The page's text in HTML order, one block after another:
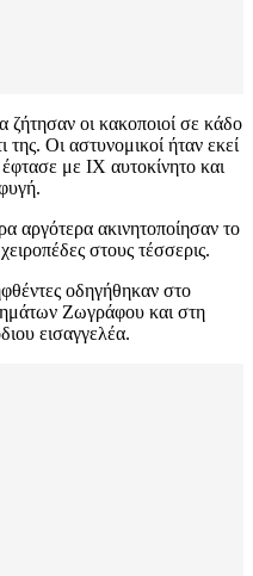
ζήτησαν οι κακοποιοί σε κάδο
της. Οι αστυνομικοί ήταν εκεί
με ΙΧ αυτοκίνητο και
αργότερα ακινητοποίησαν το
στους τέσσερις.
οδηγήθηκαν στο
Ζωγράφου και στη
εισαγγελέα.